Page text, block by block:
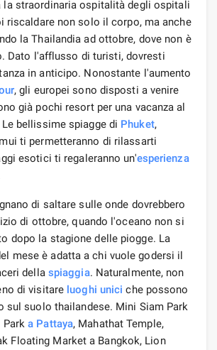
la straordinaria ospitalità degli ospitali
riscaldare non solo il corpo, ma anche
la Thailandia ad ottobre, dove non è
Dato l'afflusso di turisti, dovresti
in anticipo. Nonostante l'aumento
, gli europei sono disposti a venire
già pochi resort per una vacanza al
Le bellissime spiagge di Phuket,
ti permetteranno di rilassarti
esotici ti regaleranno un'esperienza
di saltare sulle onde dovrebbero
di ottobre, quando l'oceano non si
dopo la stagione delle piogge. La
mese è adatta a chi vuole godersi il
della spiaggia. Naturalmente, non
di visitare luoghi unici che possono
sul suolo thailandese. Mini Siam Park
Parka Pattaya, Mahathat Temple,
Floating Market a Bangkok, Lion